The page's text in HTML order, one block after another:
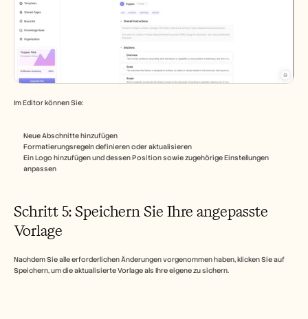
Im Editor können Sie:
Neue Abschnitte hinzufügen
Formatierungsregeln definieren oder aktualisieren
Ein Logo hinzufügen und dessen Position sowie zugehörige Einstellungen
anpassen
Schritt 5: Speichern Sie Ihre angepasste
Vorlage
Nachdem Sie alle erforderlichen Änderungen vorgenommen haben, klicken Sie auf
Speichern, um die aktualisierte Vorlage als Ihre eigene zu sichern.